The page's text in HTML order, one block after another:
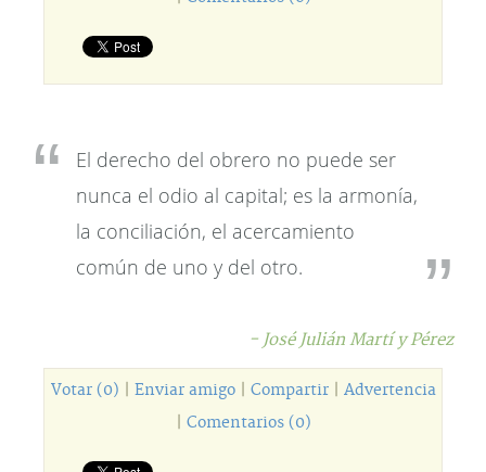
El derecho del obrero no puede ser
nunca el odio al capital; es la armonía,
la conciliación, el acercamiento
común de uno y del otro.
- José Julián Martí y Pérez
Votar (0) Enviar amigo| Compartir| Advertencia
Comentarios (0)